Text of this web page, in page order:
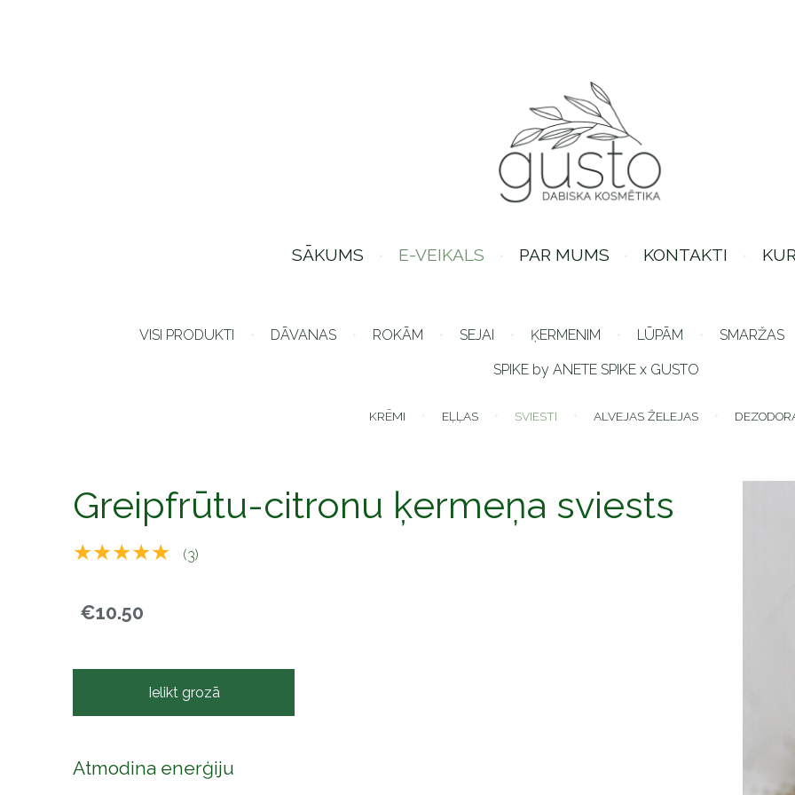
SĀKUMS E-VEIKALS PAR MUMS KONTAKTI
VISI PRODUKTI DĀVANAS ROKĀM SEJAI ĶERMENIM LŪPĀM SMARŽAS
SPIKE by ANETE SPIKE x GUSTO
KRĒMI EĻĻAS SVIESTI ALVEJAS ŽELEJAS
Greipfrūtu-citronu ķermeņa sviests
★★★★★ (3)
€10.50
Ielikt grozā
Atmodina enerģiju